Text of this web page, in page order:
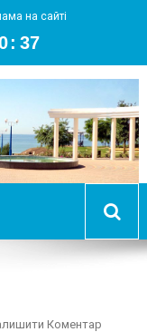
на сайті
: 38
Южный
КоментарOn